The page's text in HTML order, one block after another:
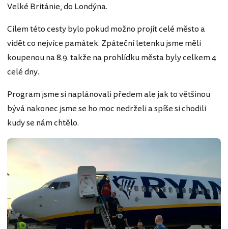
Velké Británie, do Londýna.
Cílem této cesty bylo pokud možno projít celé město a
vidět co nejvíce památek. Zpáteční letenku jsme měli
koupenou na 8.9. takže na prohlídku města byly celkem 4
celé dny.
Program jsme si naplánovali předem ale jak to většinou
bývá nakonec jsme se ho moc nedrželi a spíše si chodili
kudy se nám chtělo.